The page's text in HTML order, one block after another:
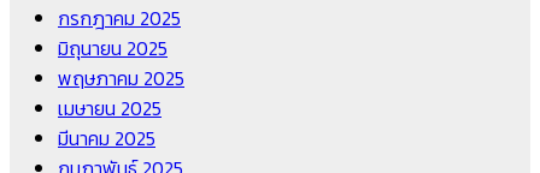
กรกฎาคม 2025
มิถุนายน 2025
พฤษภาคม 2025
เมษายน 2025
มีนาคม 2025